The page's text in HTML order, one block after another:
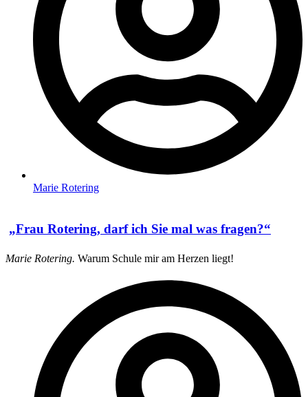
Marie Rotering
„Frau Rotering, darf ich Sie mal was fragen?“
Marie Rotering. Warum Schule mir am Herzen liegt!